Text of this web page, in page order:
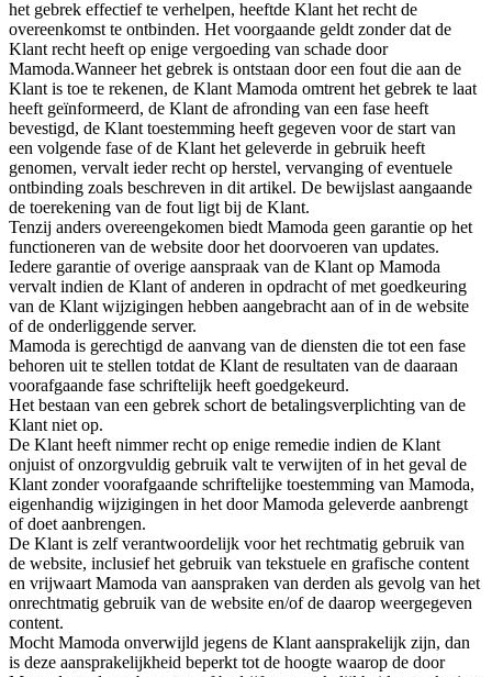
het gebrek effectief te verhelpen, heeftde Klant het recht de
overeenkomst te ontbinden. Het voorgaande geldt zonder dat de
Klant recht heeft op enige vergoeding van schade door
Mamoda.Wanneer het gebrek is ontstaan door een fout die aan de
Klant is toe te rekenen, de Klant Mamoda omtrent het gebrek te laat
heeft geïnformeerd, de Klant de afronding van een fase heeft
bevestigd, de Klant toestemming heeft gegeven voor de start van
een volgende fase of de Klant het geleverde in gebruik heeft
genomen, vervalt ieder recht op herstel, vervanging of eventuele
ontbinding zoals beschreven in dit artikel. De bewijslast aangaande
de toerekening van de fout ligt bij de Klant.
Tenzij anders overeengekomen biedt Mamoda geen garantie op het
functioneren van de website door het doorvoeren van updates.
Iedere garantie of overige aanspraak van de Klant op Mamoda
vervalt indien de Klant of anderen in opdracht of met goedkeuring
van de Klant wijzigingen hebben aangebracht aan of in de website
of de onderliggende server.
Mamoda is gerechtigd de aanvang van de diensten die tot een fase
behoren uit te stellen totdat de Klant de resultaten van de daaraan
voorafgaande fase schriftelijk heeft goedgekeurd.
Het bestaan van een gebrek schort de betalingsverplichting van de
Klant niet op.
De Klant heeft nimmer recht op enige remedie indien de Klant
onjuist of onzorgvuldig gebruik valt te verwijten of in het geval de
Klant zonder voorafgaande schriftelijke toestemming van Mamoda,
eigenhandig wijzigingen in het door Mamoda geleverde aanbrengt
of doet aanbrengen.
De Klant is zelf verantwoordelijk voor het rechtmatig gebruik van
de website, inclusief het gebruik van tekstuele en grafische content
en vrijwaart Mamoda van aanspraken van derden als gevolg van het
onrechtmatig gebruik van de website en/of de daarop weergegeven
content.
Mocht Mamoda onverwijld jegens de Klant aansprakelijk zijn, dan
is deze aansprakelijkheid beperkt tot de hoogte waarop de door